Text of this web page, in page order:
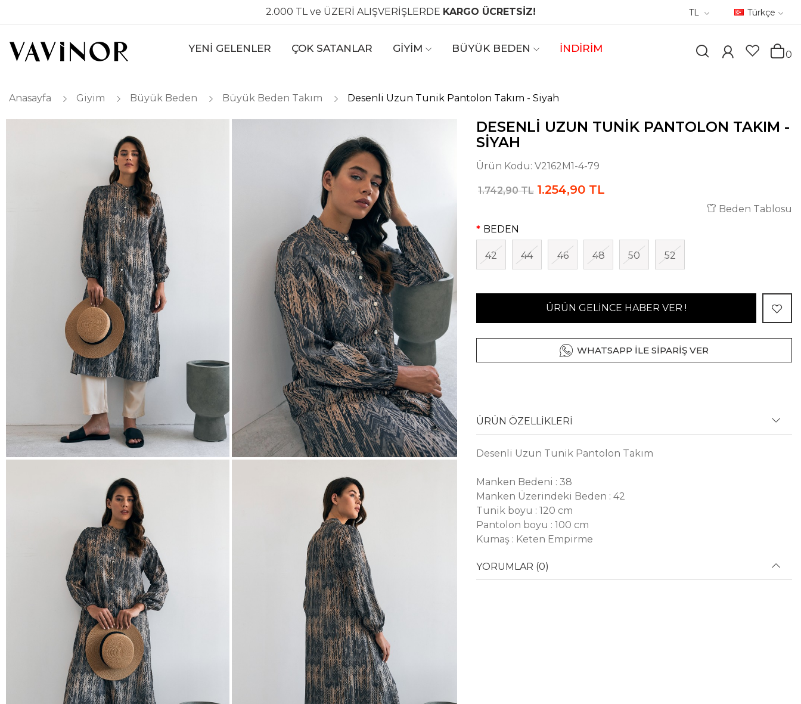
2.000 TL ve ÜZERİ ALIŞVERİŞLERDE KARGO ÜCRETSİZ! TL Türkçe
YENİ GELENLER ÇOK SATANLAR GİYİM BÜYÜK BEDEN İNDİRİM
0
Anasayfa Giyim Büyük Beden Büyük Beden Takım Desenli Uzun Tunik Pantolon Takım - Siyah
DESENLI UZUN TUNIK PANTOLON TAKIM -
SIYAH
Ürün Kodu: V2162M1-4-79
1.742,90 TL 1.254,90 TL
Beden Tablosu
BEDEN
42 44 46 48 50 52
ÜRÜN GELİNCE HABER VER !
WHATSAPP İLE SİPARİŞ VER
ÜRÜN ÖZELLİKLERİ
Desenli Uzun Tunik Pantolon Takım
Manken Bedeni : 38
Manken Üzerindeki Beden : 42
Tunik boyu : 120 cm
Pantolon boyu : 100 cm
Kumaş : Keten Empirme
YORUMLAR (0)